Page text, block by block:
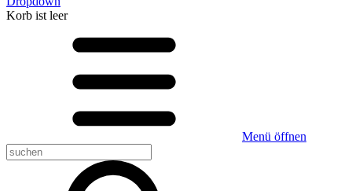
Korb ist leer
Menü öffnen